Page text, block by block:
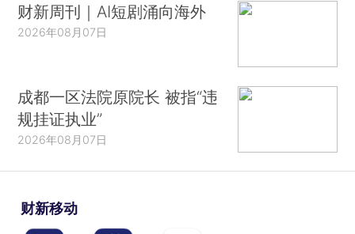
财新周刊｜AI短剧涌向海外
2026年08月07日
成都一区法院原院长 被指“违
规挂证执业”
2026年08月07日
财新移动